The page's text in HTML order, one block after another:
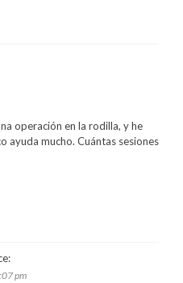
operación en la rodilla, y he
ayuda mucho. Cuántas sesiones
pm